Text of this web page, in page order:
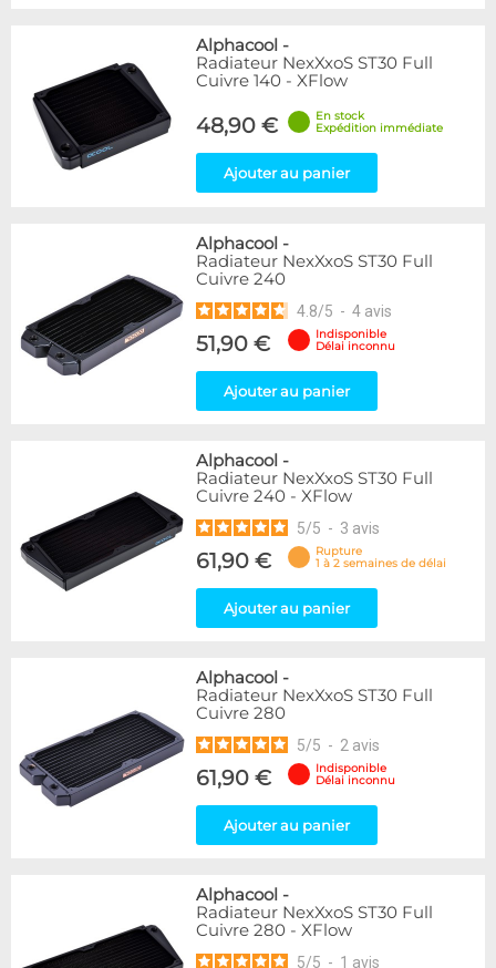
Alphacool -
Radiateur NexXxoS ST30 Full
Cuivre 140 - XFlow
48,90 €
En stock
Expédition immédiate
Ajouter au panier
Alphacool -
Radiateur NexXxoS ST30 Full
Cuivre 240
4.8/5 - 4 avis
51,90 €
Indisponible
Délai inconnu
Ajouter au panier
Alphacool -
Radiateur NexXxoS ST30 Full
Cuivre 240 - XFlow
5/5 - 3 avis
61,90 €
Rupture
1 à 2 semaines de délai
Ajouter au panier
Alphacool -
Radiateur NexXxoS ST30 Full
Cuivre 280
5/5 - 2 avis
61,90 €
Indisponible
Délai inconnu
Ajouter au panier
Alphacool -
Radiateur NexXxoS ST30 Full
Cuivre 280 - XFlow
5/5 - 1 avis